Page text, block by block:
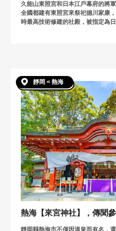
久能山東照宮和日本江戶幕府的將軍 德川家康有著深厚的淵源。日
全國都建有東照宮來祭祀德川家康
時最高技術修建的社殿，被指定為日
靜岡 < 熱海
熱海【來宮神社】，傳聞